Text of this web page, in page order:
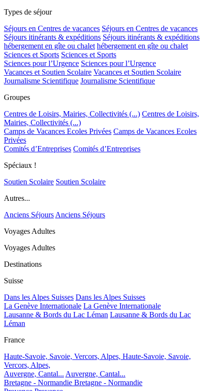
Types de séjour
Séjours en Centres de vacances Séjours en Centres de vacances
Séjours itinérants & expéditions Séjours itinérants & expéditions
hébergement en gîte ou chalet hébergement en gîte ou chalet
Sciences et Sports Sciences et Sports
Sciences pour l’Urgence Sciences pour l’Urgence
Vacances et Soutien Scolaire Vacances et Soutien Scolaire
Journalisme Scientifique Journalisme Scientifique
Groupes
Centres de Loisirs, Mairies, Collectivités (...) Centres de Loisirs,
Mairies, Collectivités (...)
Camps de Vacances Ecoles Privées Camps de Vacances Ecoles
Privées
Comités d’Entreprises Comités d’Entreprises
Spéciaux !
Soutien Scolaire Soutien Scolaire
Autres...
Anciens Séjours Anciens Séjours
Voyages Adultes
Voyages Adultes
Destinations
Suisse
Dans les Alpes Suisses Dans les Alpes Suisses
La Genève Internationale La Genève Internationale
Lausanne & Bords du Lac Léman Lausanne & Bords du Lac
Léman
France
Haute-Savoie, Savoie, Vercors, Alpes, Haute-Savoie, Savoie,
Vercors, Alpes,
Auvergne, Cantal... Auvergne, Cantal...
Bretagne - Normandie Bretagne - Normandie